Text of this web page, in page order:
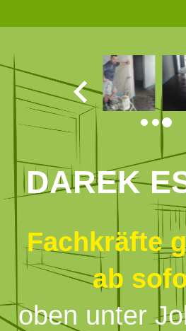
DAREK
Fachkräfte
ab
oben unter